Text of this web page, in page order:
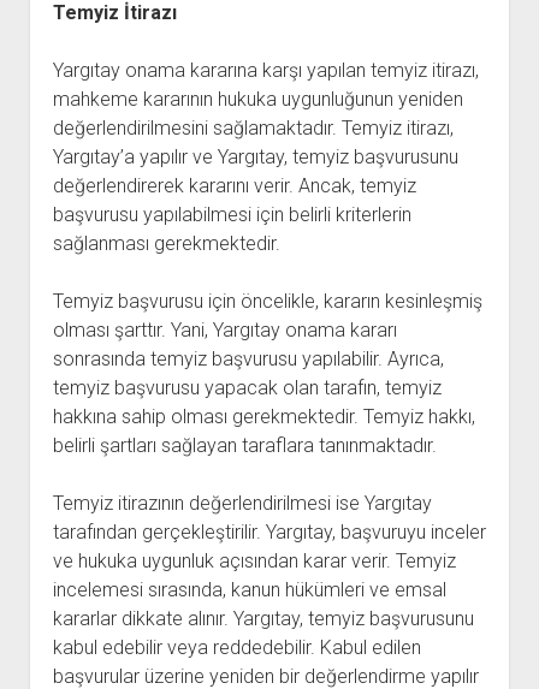
Temyiz İtirazı
Yargıtay onama kararına karşı yapılan temyiz itirazı,
mahkeme kararının hukuka uygunluğunun yeniden
değerlendirilmesini sağlamaktadır. Temyiz itirazı,
Yargıtay’a yapılır ve Yargıtay, temyiz başvurusunu
değerlendirerek kararını verir. Ancak, temyiz
başvurusu yapılabilmesi için belirli kriterlerin
sağlanması gerekmektedir.
Temyiz başvurusu için öncelikle, kararın kesinleşmiş
olması şarttır. Yani, Yargıtay onama kararı
sonrasında temyiz başvurusu yapılabilir. Ayrıca,
temyiz başvurusu yapacak olan tarafın, temyiz
hakkına sahip olması gerekmektedir. Temyiz hakkı,
belirli şartları sağlayan taraflara tanınmaktadır.
Temyiz itirazının değerlendirilmesi ise Yargıtay
tarafından gerçekleştirilir. Yargıtay, başvuruyu inceler
ve hukuka uygunluk açısından karar verir. Temyiz
incelemesi sırasında, kanun hükümleri ve emsal
kararlar dikkate alınır. Yargıtay, temyiz başvurusunu
kabul edebilir veya reddedebilir. Kabul edilen
başvurular üzerine yeniden bir değerlendirme yapılır